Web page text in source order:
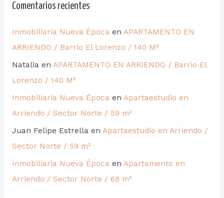
Comentarios recientes
Inmobiliaria Nueva Época en APARTAMENTO EN
ARRIENDO / Barrio El Lorenzo / 140 M²
Nataliaen APARTAMENTO EN ARRIENDO / Barrio El
Lorenzo / 140 M²
Inmobiliaria Nueva Época en Apartaestudio en
Arriendo / Sector Norte / 59 m²
Juan Felipe Estrellaen Apartaestudio en Arriendo /
Sector Norte / 59 m²
Inmobiliaria Nueva Época en Apartamento en
Arriendo / Sector Norte / 68 m²